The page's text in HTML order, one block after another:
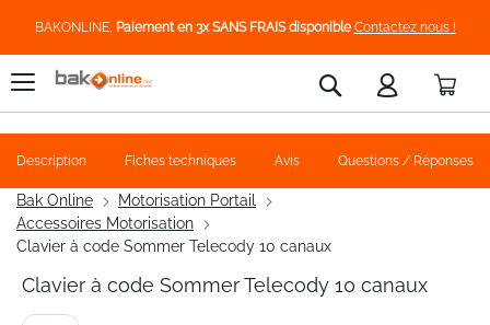
BAKONLINE, Paiement en 3x SANS FRAIS disponible Contactez nous !
Rechercher
Bak Online
Motorisation Portail
Accessoires Motorisation
Clavier à code Sommer Telecody 10 canaux
Clavier à code Sommer Telecody 10 canaux
Description Fiches techniques Avis Questions / Réponses